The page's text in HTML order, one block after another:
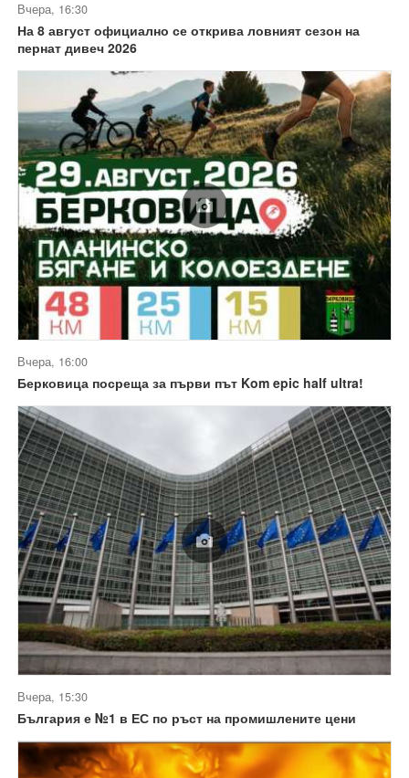
Вчера, 16:30
На 8 август официално се открива ловният сезон на
пернат дивеч 2026
Вчера, 16:00
Берковица посреща за първи път Kom epic half ultra!
Вчера, 15:30
България е №1 в ЕС по ръст на промишлените цени